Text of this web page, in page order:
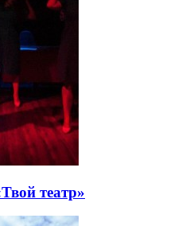
театр»